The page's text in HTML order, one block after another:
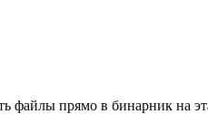
файлы прямо в бинарник на